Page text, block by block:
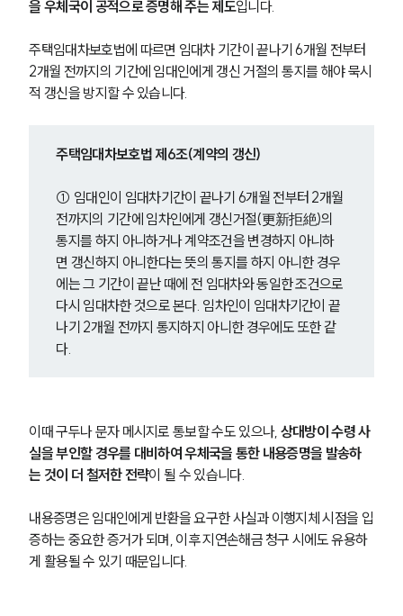
을 우체국이 공적으로 증명해 주는 제도입니다.
주택임대차보호법에 따르면 임대차 기간이 끝나기 6개월 전부터
2개월 전까지의 기간에 임대인에게 갱신 거절의 통지를 해야 묵시
적 갱신을 방지할 수 있습니다.
주택임대차보호법 제6조(계약의 갱신)
① 임대인이 임대차기간이 끝나기 6개월 전부터 2개월
전까지의 기간에 임차인에게 갱신거절(更新拒絶)의
통지를 하지 아니하거나 계약조건을 변경하지 아니하
면 갱신하지 아니한다는 뜻의 통지를 하지 아니한 경우
에는 그 기간이 끝난 때에 전 임대차와 동일한 조건으로
다시 임대차한 것으로 본다. 임차인이 임대차기간이 끝
나기 2개월 전까지 통지하지 아니한 경우에도 또한 같
다.
이때 구두나 문자 메시지로 통보할 수도 있으나, 상대방이 수령 사
실을 부인할 경우를 대비하여 우체국을 통한 내용증명을 발송하
는 것이 더 철저한 전략이 될 수 있습니다.
내용증명은 임대인에게 반환을 요구한 사실과 이행지체 시점을 입
증하는 중요한 증거가 되며, 이후 지연손해금 청구 시에도 유용하
게 활용될 수 있기 때문입니다.